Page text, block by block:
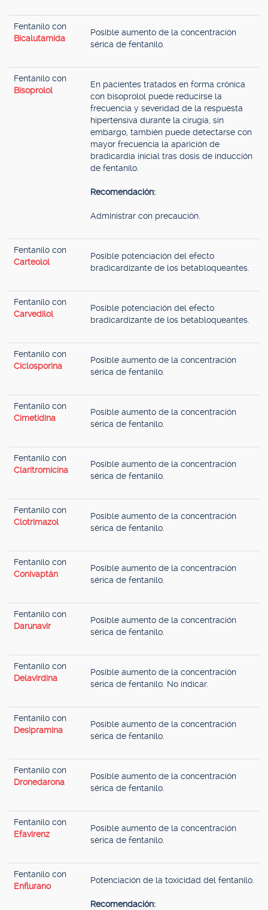
Fentanilo con
Bicalutamida
Posible aumento de la concentración
sérica de fentanilo.
Fentanilo con
Bisoprolol
En pacientes tratados en forma crónica
con bisoprolol puede reducirse la
frecuencia y severidad de la respuesta
hipertensiva durante la cirugía, sin
embargo, también puede detectarse con
mayor frecuencia la aparición de
bradicardia inicial tras dosis de inducción
de fentanilo.
Recomendación:
Administrar con precaución.
Fentanilo con
Carteolol
Posible potenciación del efecto
bradicardizante de los betabloqueantes.
Fentanilo con
Carvedilol
Posible potenciación del efecto
bradicardizante de los betabloqueantes.
Fentanilo con
Ciclosporina
Posible aumento de la concentración
sérica de fentanilo.
Fentanilo con
Cimetidina
Posible aumento de la concentración
sérica de fentanilo.
Fentanilo con
Claritromicina
Posible aumento de la concentración
sérica de fentanilo.
Fentanilo con
Clotrimazol
Posible aumento de la concentración
sérica de fentanilo.
Fentanilo con
Conivaptán
Posible aumento de la concentración
sérica de fentanilo.
Fentanilo con
Darunavir
Posible aumento de la concentración
sérica de fentanilo.
Fentanilo con
Delavirdina
Posible aumento de la concentración
sérica de fentanilo. No indicar.
Fentanilo con
Desipramina
Posible aumento de la concentración
sérica de fentanilo.
Fentanilo con
Dronedarona
Posible aumento de la concentración
sérica de fentanilo.
Fentanilo con
Efavirenz
Posible aumento de la concentración
sérica de fentanilo.
Fentanilo con
Enflurano
Potenciación de la toxicidad del fentanilo.
Recomendación: